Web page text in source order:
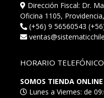
Dirección Fiscal: Dr.
Oficina 1105,
(+56) 9 56560543
HORARIO TELEFÓNICO
SOMOS TIENDA ONLINE
Lunes a Viernes: de